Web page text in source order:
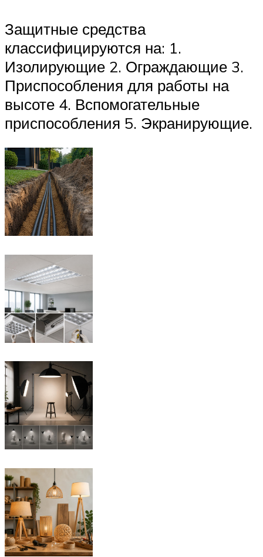
Защитные средства
классифицируются на: 1.
Изолирующие 2. Ограждающие 3.
Приспособления для работы на
высоте 4. Вспомогательные
приспособления 5. Экранирующие.